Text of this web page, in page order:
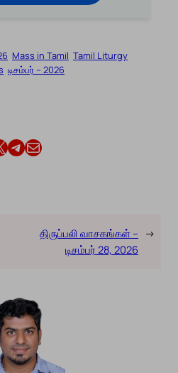
Mass in Tamil Tamil Liturgy
டிசம்பர் – 2026
Share this article on TelegramEmail this Article
திருப்பலி வாசகங்கள் –
டிசம்பர் 28, 2026
→